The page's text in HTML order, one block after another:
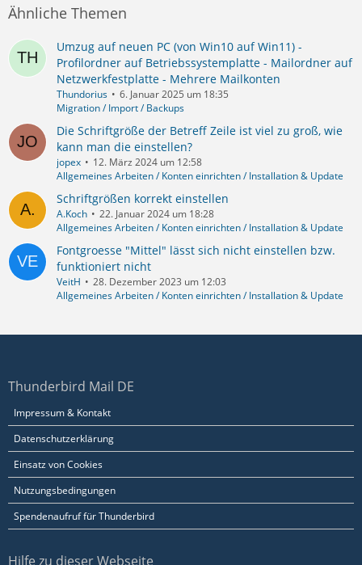
Ähnliche Themen
Umzug auf neuen PC (von Win10 auf Win11) -
Profilordner auf Betriebssystemplatte - Mailordner auf
Netzwerkfestplatte - Mehrere Mailkonten
Thundorius
6. Januar 2025 um 18:35
Migration / Import / Backups
Die Schriftgröße der Betreff Zeile ist viel zu groß, wie
kann man die einstellen?
jopex
12. März 2024 um 12:58
Allgemeines Arbeiten / Konten einrichten / Installation & Update
Schriftgrößen korrekt einstellen
A.Koch
22. Januar 2024 um 18:28
Allgemeines Arbeiten / Konten einrichten / Installation & Update
Fontgroesse "Mittel" lässt sich nicht einstellen bzw.
funktioniert nicht
VeitH
28. Dezember 2023 um 12:03
Allgemeines Arbeiten / Konten einrichten / Installation & Update
Thunderbird Mail DE
Impressum & Kontakt
Datenschutzerklärung
Einsatz von Cookies
Nutzungsbedingungen
Spendenaufruf für Thunderbird
Hilfe zu dieser Webseite